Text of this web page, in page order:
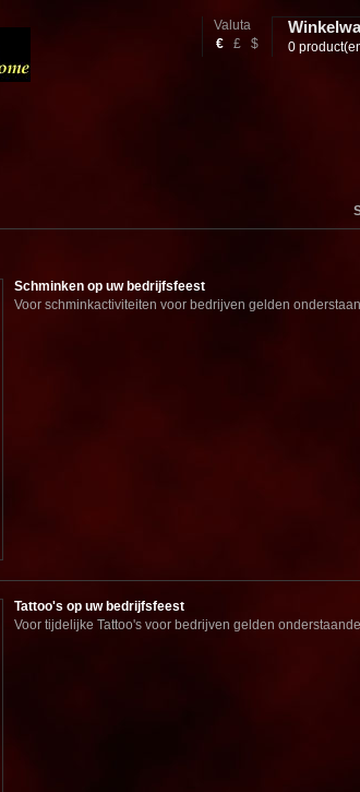
Valuta
€
£ $ 0
Schminken op uw bedrijfsfeest
Voor schminkactiviteiten voor bedrijven gelden
Tattoo's op uw bedrijfsfeest
Voor tijdelijke Tattoo's voor bedrijven gelden